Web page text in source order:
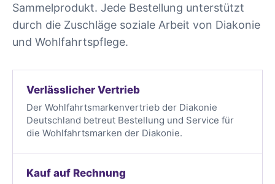
Sammelprodukt. Jede Bestellung unterstützt
durch die Zuschläge soziale Arbeit von Diakonie
und Wohlfahrtspflege.
Verlässlicher Vertrieb
Der Wohlfahrtsmarkenvertrieb der Diakonie
Deutschland betreut Bestellung und Service für
die Wohlfahrtsmarken der Diakonie.
Kauf auf Rechnung